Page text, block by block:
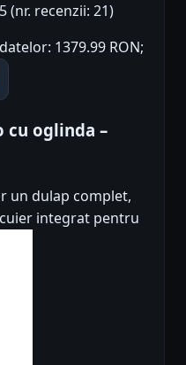
(nr. recenzii: 21)
1379.99 RON;
cu oglinda –
un dulap complet,
integrat pentru